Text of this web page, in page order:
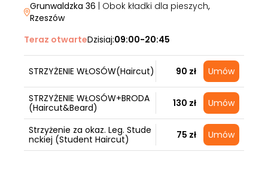
Grunwaldzka 36 | Obok kładki dla pieszych,
Rzeszów
Teraz otwarteDzisiaj:09:00-20:45
STRZYŻENIE WŁOSÓW(Haircut) 90 zł Umów
STRZYŻENIE WŁOSÓW+BRODA
(Haircut&Beard)
130 zł Umów
Strzyżenie za okaz. Leg. Stude
nckiej (Student Haircut)
75 zł Umów